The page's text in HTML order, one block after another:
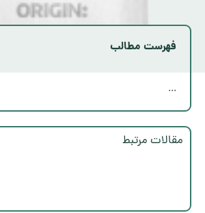
مقالات مرتبط
فهرست مطالب
...